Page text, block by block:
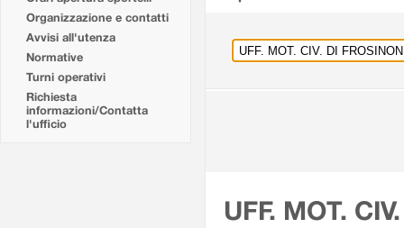
Organizzazione e contatti
Avvisi all'utenza
Normative
Turni operativi
Richiesta
informazioni/Contatta
l'ufficio
UFF. MOT.